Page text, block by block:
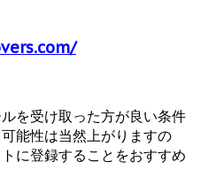
を受け取った方が良い条件
能性は当然上がりますの
に登録することをおすすめ